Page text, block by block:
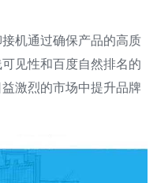
机通过确保产品的高质
见性和百度自然排名的
激烈的市场中提升品牌